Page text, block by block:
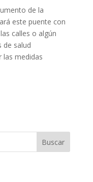
de la
este puente con
calles o algún
de salud
las medidas